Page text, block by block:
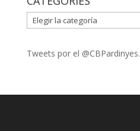
CATEGORIES
Tweets por el @CBPardinyes.